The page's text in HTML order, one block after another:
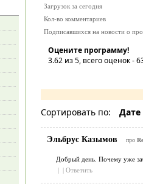
Загрузок за сегодня
Кол-во комментариев
Подписавшихся на новости о
Оцените программу!
3.62из 5, всего оценок -
Сортировать по: Дате
Эльбрус Казымов про
Добрый день. Почему уже
| | Ответить